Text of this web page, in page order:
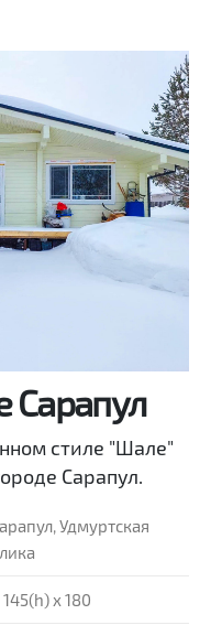
Сарапул
стиле "Шале"
Сарапул.
Удмуртская
145(h) x 180